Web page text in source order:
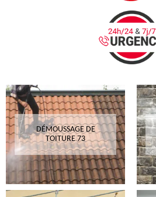
DÉMOUSSAGE DE
TOITURE 73